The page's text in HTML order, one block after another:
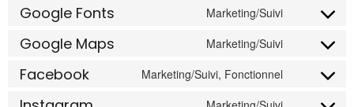
Google Fonts Marketing/Suivi
Google Maps Marketing/Suivi
Facebook Marketing/Suivi, Fonctionnel